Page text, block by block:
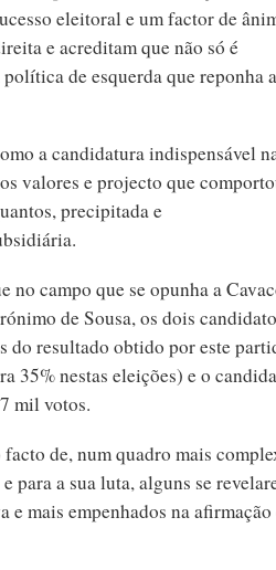
eleitoral e um factor de
e acreditam que não só é
de esquerda que reponha a
a candidatura indispensável
valores e projecto que
precipitada e
no campo que se opunha a
de Sousa, os dois
do resultado obtido por este
35% nestas eleições) e o
mil votos.
de, num quadro mais
para a sua luta, alguns se
e mais empenhados na afirmação